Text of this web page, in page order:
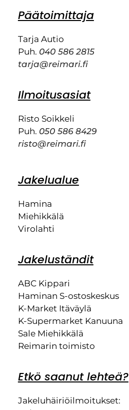
Päätoimittaja
Tarja Autio
Puh. 040 586 2815
tarja@reimari.fi
Ilmoitusasiat
Risto Soikkeli
Puh. 050 586 8429
risto@reimari.fi
Jakelualue
Hamina
Miehikkälä
Virolahti
Jakeluständit
ABC Kippari
Haminan S-ostoskeskus
K-Market Itäväylä
K-Supermarket Kanuuna
Sale Miehikkälä
Reimarin toimisto
Etkö saanut lehteä?
Jakeluhäiriöilmoitukset: